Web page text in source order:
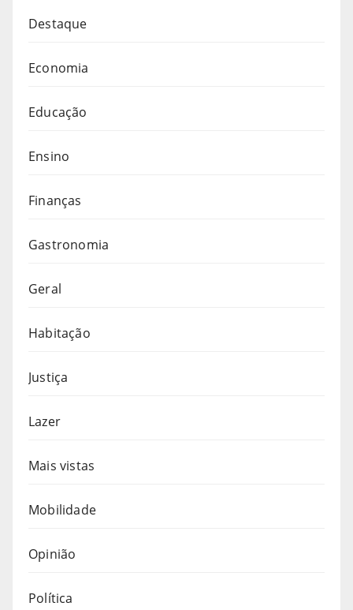
Destaque
Economia
Educação
Ensino
Finanças
Gastronomia
Geral
Habitação
Justiça
Lazer
Mais vistas
Mobilidade
Opinião
Política